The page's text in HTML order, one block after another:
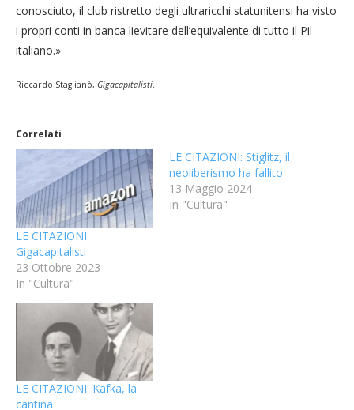
conosciuto, il club ristretto degli ultraricchi statunitensi ha visto
i propri conti in banca lievitare dell’equivalente di tutto il Pil
italiano.»
Riccardo Staglianò, Gigacapitalisti.
Correlati
LE CITAZIONI:
Gigacapitalisti
23 Ottobre 2023
In "Cultura"
LE CITAZIONI: Stiglitz, il
neoliberismo ha fallito
13 Maggio 2024
In "Cultura"
LE CITAZIONI: Kafka, la
cantina